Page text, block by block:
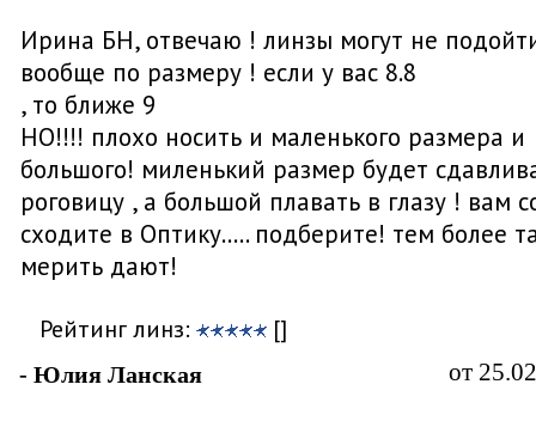
Ирина БН, отвечаю ! линзы могут не
вообще по размеру ! если у вас 8.8
, то ближе 9
НО!!!! плохо носить и маленького размера и
большого! миленький размер будет
роговицу , а большой плавать в глазу ! вам
сходите в Оптику..... подберите! тем более
мерить дают!
Рейтинг линз: []
- Юлия Ланская от